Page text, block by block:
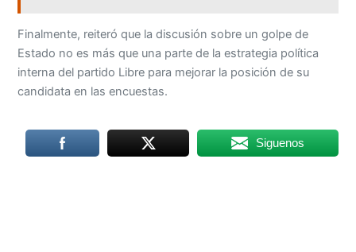
Finalmente, reiteró que la discusión sobre un golpe de
Estado no es más que una parte de la estrategia política
interna del partido Libre para mejorar la posición de su
candidata en las encuestas.
Siguenos